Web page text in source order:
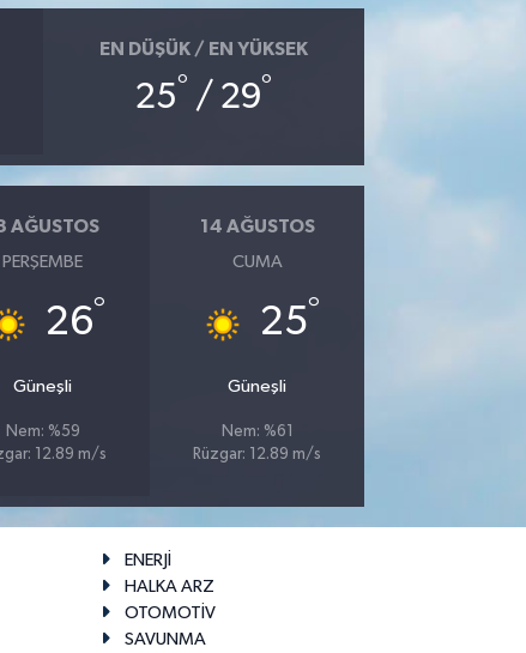
EN DÜŞÜK / EN YÜKSEK
25° / 29°
AĞUSTOS
PERŞEMBE
26°
Güneşli
Nem: %59
12.89 m/s
14 AĞUSTOS
CUMA
25°
Güneşli
Nem: %61
Rüzgar: 12.89 m/s
ENERJİ
HALKA ARZ
OTOMOTİV
SAVUNMA